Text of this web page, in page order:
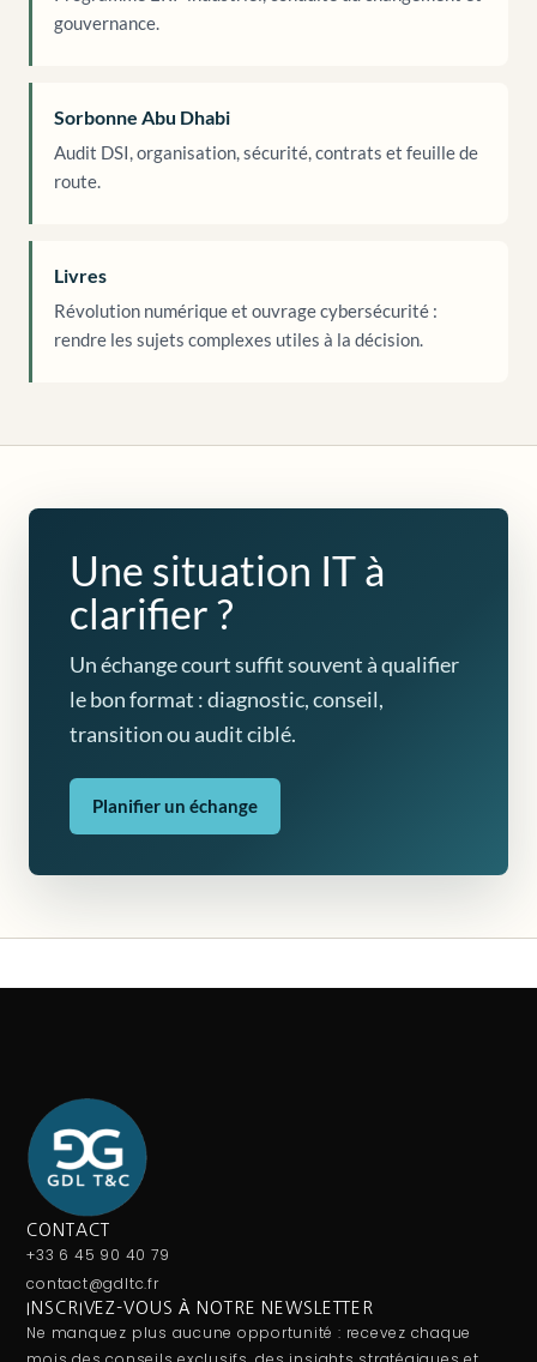
gouvernance.
Sorbonne Abu Dhabi
Audit DSI, organisation, sécurité, contrats et feuille de
route.
Livres
Révolution numérique et ouvrage cybersécurité :
rendre les sujets complexes utiles à la décision.
Une situation IT à
clarifier ?
Un échange court suffit souvent à qualifier
le bon format : diagnostic, conseil,
transition ou audit ciblé.
Planifier un échange
CONTACT
+33 6 45 90 40 79
contact@gdltc.fr
INSCRIVEZ-VOUS À NOTRE NEWSLETTER
Ne manquez plus aucune opportunité : recevez chaque